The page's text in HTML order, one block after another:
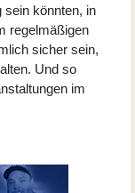
sein könnten, in
regelmäßigen
sicher sein,
Und so
im